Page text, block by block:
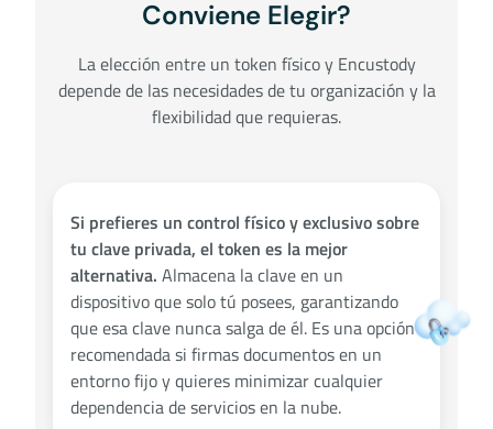
Conviene Elegir?
La elección entre un token físico y Encustody
depende de las necesidades de tu organización y la
flexibilidad que requieras.
Si prefieres un control físico y exclusivo sobre
tu clave privada, el token es la mejor
alternativa. Almacena la clave en un
dispositivo que solo tú posees, garantizando
que esa clave nunca salga de él. Es una opción
recomendada si firmas documentos en un
entorno fijo y quieres minimizar cualquier
dependencia de servicios en la nube.